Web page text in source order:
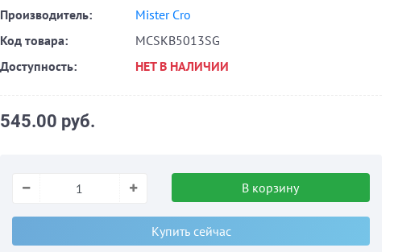
Производитель:
Mister Cro
Код товара:
MCSKB5013SG
Доступность:
НЕТ В НАЛИЧИИ
545.00 руб.
В корзину
Купить сейчас